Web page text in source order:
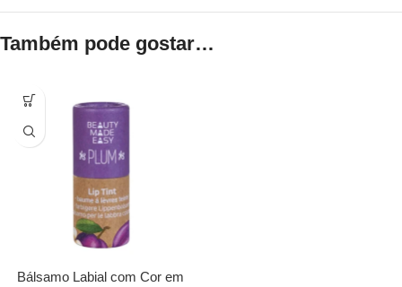
Também pode gostar…
Bálsamo Labial com Cor em